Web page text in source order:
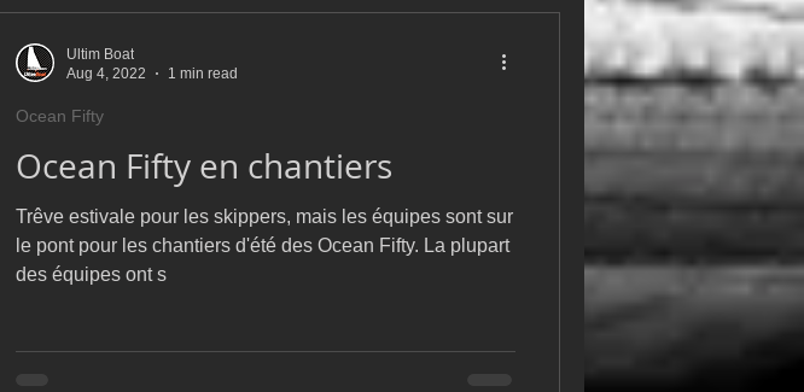
Ocean Fifty en chantiers
Trêve estivale pour les skippers, mais les équipes sont sur
le pont pour les chantiers d'été des Ocean Fifty. La plupart
des équipes ont s
Ocean Fifty
Ultim Boat
Aug 4, 2022
1 min read